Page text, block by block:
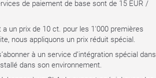
de paiement de base sont de 15 EUR /
un prix de 10 ct. pour les 1'000 premières
nous appliquons un prix réduit spécial.
à un service d’intégration spécial dans
dans son environnement.